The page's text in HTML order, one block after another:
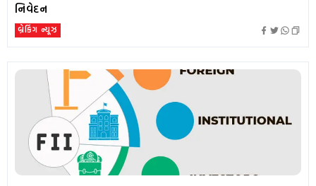
નિવેદન
બ્રેકિંગ ન્યૂઝ